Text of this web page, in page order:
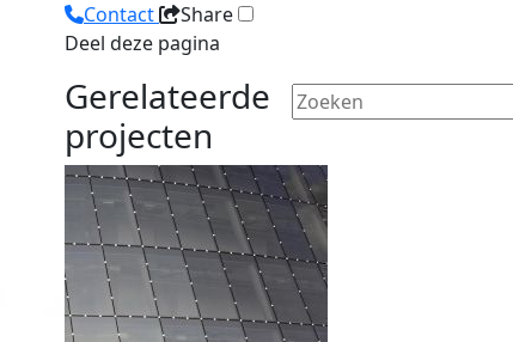
Contact
Share
Deel deze pagina
Gerelateerde
projecten